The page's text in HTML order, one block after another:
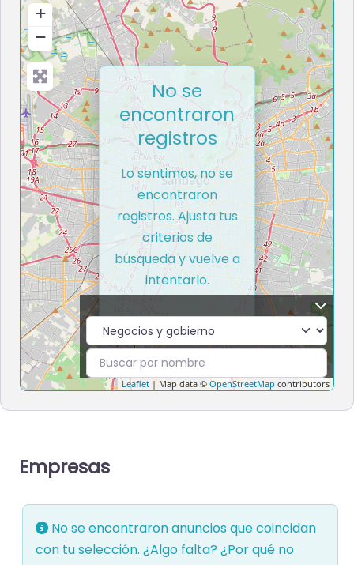
+
−
Leaflet | Map data ©OpenStreetMap contributors
No se
encontraron
registros
Lo sentimos, no se
encontraron
registros. Ajusta tus
criterios de
búsqueda y vuelve a
intentarlo.
Empresas
No se encontraron anuncios que coincidan
con tu selección. ¿Algo falta? ¿Por qué no